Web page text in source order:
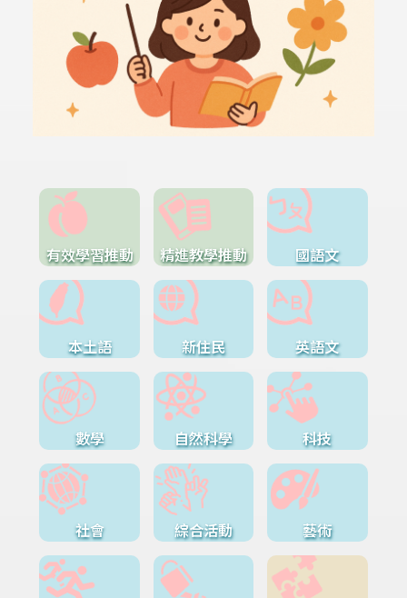
有效學習推動 精進教學推動 國語文
本土語 新住民 英語文
數學 自然科學 科技
社會 綜合活動 藝術